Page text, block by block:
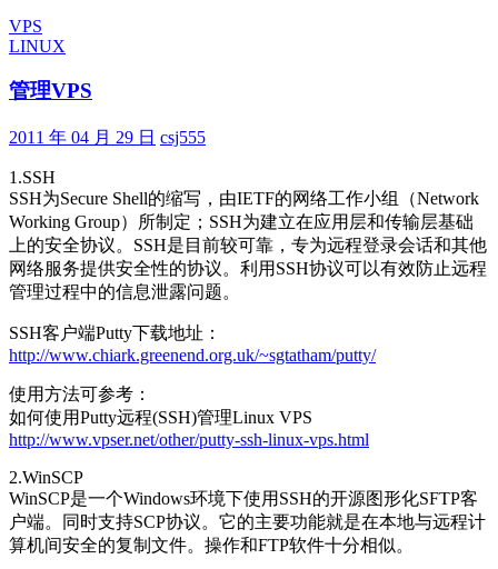
VPS
LINUX
管理VPS
2011 年 04 月 29 日 csj555
1.SSH
SSH为Secure Shell的缩写，由IETF的网络工作小组（Network
Working Group）所制定；SSH为建立在应用层和传输层基础
上的安全协议。SSH是目前较可靠，专为远程登录会话和其他
网络服务提供安全性的协议。利用SSH协议可以有效防止远程
管理过程中的信息泄露问题。
SSH客户端Putty下载地址：
http://www.chiark.greenend.org.uk/~sgtatham/putty/
使用方法可参考：
如何使用Putty远程(SSH)管理Linux VPS
http://www.vpser.net/other/putty-ssh-linux-vps.html
2.WinSCP
WinSCP是一个Windows环境下使用SSH的开源图形化SFTP客
户端。同时支持SCP协议。它的主要功能就是在本地与远程计
算机间安全的复制文件。操作和FTP软件十分相似。